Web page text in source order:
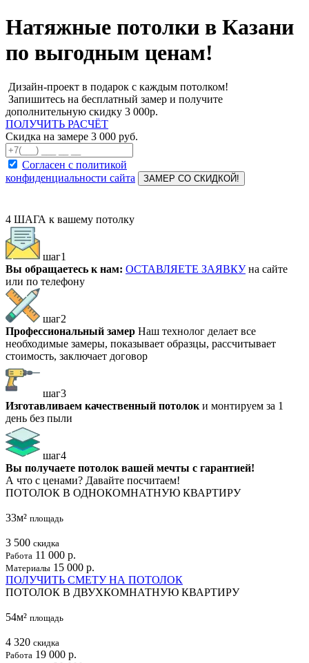
Натяжные потолки в Казани
по выгодным ценам!
Дизайн-проект в подарок с каждым потолком!
Запишитесь на бесплатный замер и получите
дополнительную скидку 3 000р.
ПОЛУЧИТЬ РАСЧЁТ
Скидка на замере 3 000 руб.
Согласен с политикой
конфиденциальности сайта
ЗАМЕР СО СКИДКОЙ!
4 ШАГА к вашему потолку
шаг1
Вы обращаетесь к нам: ОСТАВЛЯЕТЕ ЗАЯВКУна сайте
или по телефону
шаг2
Профессиональный замер Наш технолог делает все
необходимые замеры, показывает образцы, рассчитывает
стоимость, заключает договор
шаг3
Изготавливаем качественный потолок и монтируем за 1
день без пыли
шаг4
Вы получаете потолок вашей мечты с гарантией!
А что с ценами? Давайте посчитаем!
ПОТОЛОК В ОДНОКОМНАТНУЮ КВАРТИРУ
33м² площадь
3 500 скидка
Работа 11 000 р.
Материалы 15 000 р.
ПОЛУЧИТЬ СМЕТУ НА ПОТОЛОК
ПОТОЛОК В ДВУХКОМНАТНУЮ КВАРТИРУ
54м² площадь
4 320 скидка
Работа 19 000 р.